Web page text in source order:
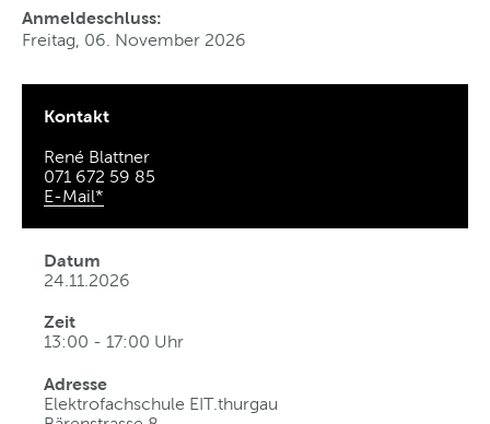
Anmeldeschluss:
Freitag, 06. November 2026
Kontakt
René Blattner
071 672 59 85
E-Mail*
Datum
24.11.2026
Zeit
13:00 - 17:00 Uhr
Adresse
Elektrofachschule EIT.thurgau